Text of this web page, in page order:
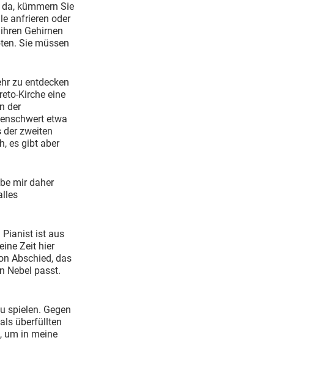
kümmern Sie
anfrieren oder
Gehirnen
Sie müssen
zu entdecken
Kirche eine
der
etwa
der zweiten
es gibt aber
mir daher
Pianist ist aus
Zeit hier
Abschied, das
Nebel passt.
spielen. Gegen
überfüllten
um in meine